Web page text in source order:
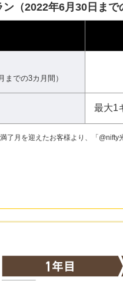
（2022年6月30日まで
までの3カ月間）
最大1
了月を迎えたお客様より、「